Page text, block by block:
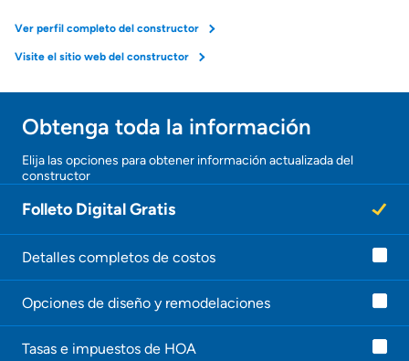
Obtener ofertas por mi casa
Ver perfil completo del constructor
Visite el sitio web del constructor
Obtenga toda la información
Elija las opciones para obtener información actualizada del
constructor
Folleto Digital Gratis
Detalles completos de costos
Opciones de diseño y remodelaciones
Tasas e impuestos de HOA